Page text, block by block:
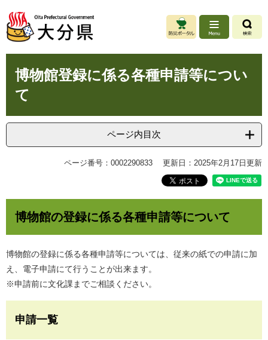
ジ
先
ュ
を
本
へ
博物館登録に係る各種申請等につい
て
ページ内目次
ページ番号：0002290833 更新日：2025年2月17日更新
博物館の登録に係る各種申請等について
博物館の登録に係る各種申請等については、従来の紙での申請に加
え、電子申請にて行うことが出来ます。
※申請前に文化課までご相談ください。
申請一覧